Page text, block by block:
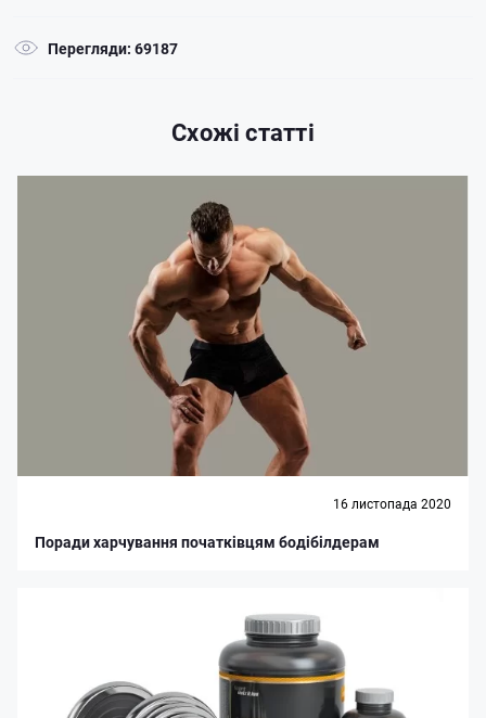
Перегляди: 69187
Схожі статті
16 листопада 2020
Поради харчування початківцям бодібілдерам